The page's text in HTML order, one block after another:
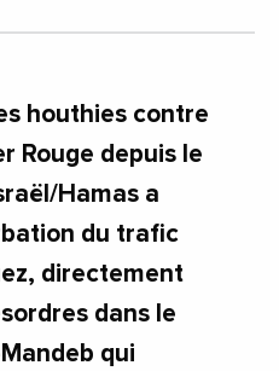
houthies contre
Rouge depuis le
Hamas a
du trafic
directement
dans le
qui